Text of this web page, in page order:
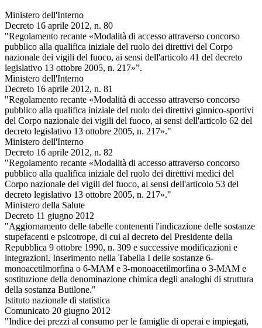
Ministero dell'Interno
Decreto 16 aprile 2012, n. 80
"Regolamento recante «Modalità di accesso attraverso concorso
pubblico alla qualifica iniziale del ruolo dei direttivi del Corpo
nazionale dei vigili del fuoco, ai sensi dell'articolo 41 del decreto
legislativo 13 ottobre 2005, n. 217»”.
Ministero dell'Interno
Decreto 16 aprile 2012, n. 81
"Regolamento recante «Modalità di accesso attraverso concorso
pubblico alla qualifica iniziale del ruolo dei direttivi ginnico-sportivi
del Corpo nazionale dei vigili del fuoco, ai sensi dell'articolo 62 del
decreto legislativo 13 ottobre 2005, n. 217»."
Ministero dell'Interno
Decreto 16 aprile 2012, n. 82
"Regolamento recante «Modalità di accesso attraverso concorso
pubblico alla qualifica iniziale del ruolo dei direttivi medici del
Corpo nazionale dei vigili del fuoco, ai sensi dell'articolo 53 del
decreto legislativo 13 ottobre 2005, n. 217»."
Ministero della Salute
Decreto 11 giugno 2012
"Aggiornamento delle tabelle contenenti l'indicazione delle sostanze
stupefacenti e psicotrope, di cui al decreto del Presidente della
Repubblica 9 ottobre 1990, n. 309 e successive modificazioni e
integrazioni. Inserimento nella Tabella I delle sostanze 6-
monoacetilmorfina o 6-MAM e 3-monoacetilmorfina o 3-MAM e
sostituzione della denominazione chimica degli analoghi di struttura
della sostanza Butilone."
Istituto nazionale di statistica
Comunicato 20 giugno 2012
"Indice dei prezzi al consumo per le famiglie di operai e impiegati,